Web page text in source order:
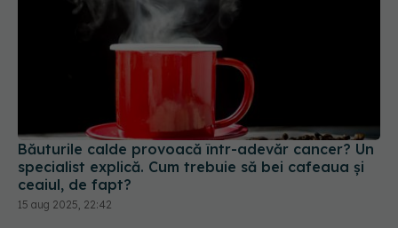
Băuturile calde provoacă într-adevăr cancer? Un
specialist explică. Cum trebuie să bei cafeaua și
ceaiul, de fapt?
15 aug 2025, 22:42